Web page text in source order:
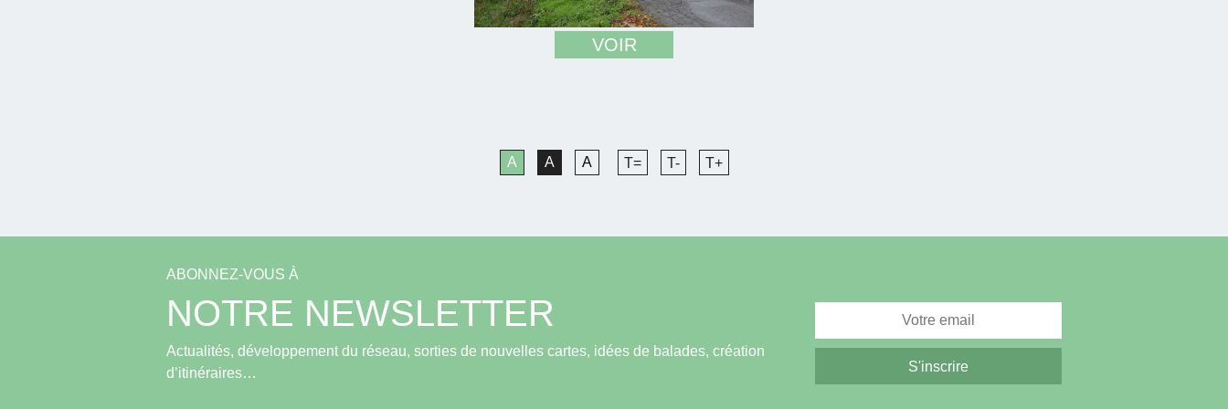
VOIR
A A A T= T- T+
ABONNEZ-VOUS À
NOTRE NEWSLETTER
Actualités, développement du réseau, sorties de nouvelles cartes, idées de balades, création
d’itinéraires…